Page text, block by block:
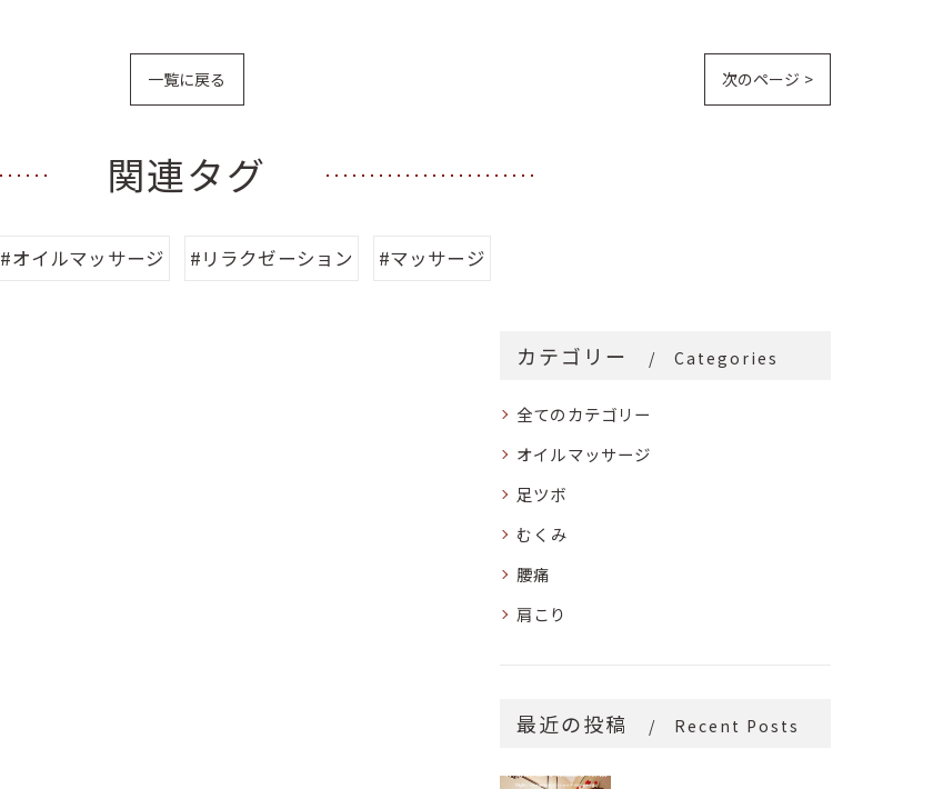
一覧に戻る 次のページ >
関連タグ
#オイルマッサージ #リラクゼーション #マッサージ
カテゴリー Categories
全てのカテゴリー
オイルマッサージ
足ツボ
むくみ
腰痛
肩こり
最近の投稿 Recent Posts